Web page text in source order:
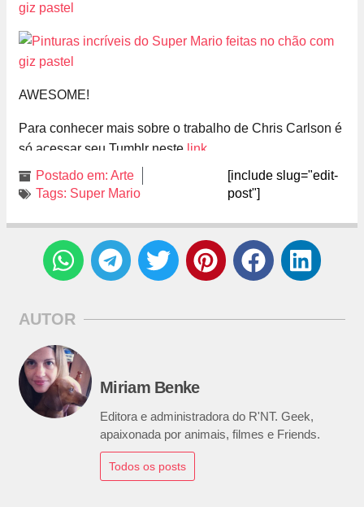
AWESOME!
Para conhecer mais sobre o trabalho de Chris Carlson é
só acessar seu Tumblr neste link
Postado em: Arte
Tags: Super Mario
[include slug="edit-
post"]
AUTOR
Miriam Benke
Editora e administradora do R'NT. Geek,
apaixonada por animais, filmes e Friends.
Todos os posts